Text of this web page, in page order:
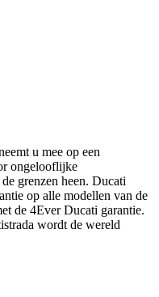
u mee op een
ongelooflijke
grenzen heen. Ducati
op alle modellen van de
de 4Ever Ducati garantie.
wordt de wereld